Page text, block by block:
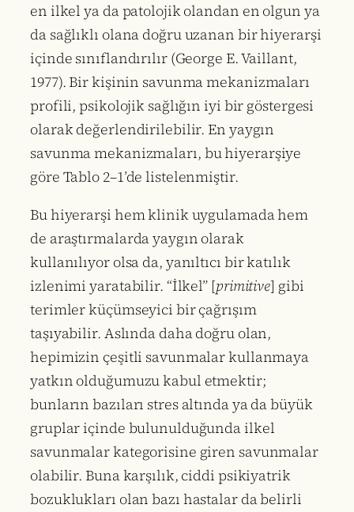
en ilkel ya da patolojik olandan en olgun ya
da sağlıklı olana doğru uzanan bir hiyerarşi
içinde sınıflandırılır (George E. Vaillant,
1977). Bir kişinin savunma mekanizmaları
profili, psikolojik sağlığın iyi bir göstergesi
olarak değerlendirilebilir. En yaygın
savunma mekanizmaları, bu hiyerarşiye
göre Tablo 2–1’de listelenmiştir.
Bu hiyerarşi hem klinik uygulamada hem
de araştırmalarda yaygın olarak
kullanılıyor olsa da, yanıltıcı bir katılık
izlenimi yaratabilir. “İlkel” [primitive] gibi
terimler küçümseyici bir çağrışım
taşıyabilir. Aslında daha doğru olan,
hepimizin çeşitli savunmalar kullanmaya
yatkın olduğumuzu kabul etmektir;
bunların bazıları stres altında ya da büyük
gruplar içinde bulunulduğunda ilkel
savunmalar kategorisine giren savunmalar
olabilir. Buna karşılık, ciddi psikiyatrik
bozuklukları olan bazı hastalar da belirli